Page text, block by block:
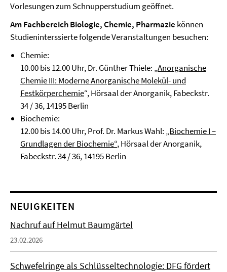
Vorlesungen zum Schnupperstudium geöffnet.
Am Fachbereich Biologie, Chemie, Pharmazie können
Studieninterssierte folgende Veranstaltungen besuchen:
Chemie:
10.00 bis 12.00 Uhr, Dr. Günther Thiele: „Anorganische
Chemie III: Moderne Anorganische Molekül- und
Festkörperchemie“, Hörsaal der Anorganik, Fabeckstr.
34 / 36, 14195 Berlin
Biochemie:
12.00 bis 14.00 Uhr, Prof. Dr. Markus Wahl: „Biochemie I –
Grundlagen der Biochemie“, Hörsaal der Anorganik,
Fabeckstr. 34 / 36, 14195 Berlin
NEUIGKEITEN
Nachruf auf Helmut Baumgärtel
23.02.2026
Schwefelringe als Schlüsseltechnologie: DFG fördert